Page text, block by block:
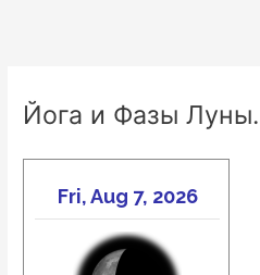
Йога и Фазы Луны.